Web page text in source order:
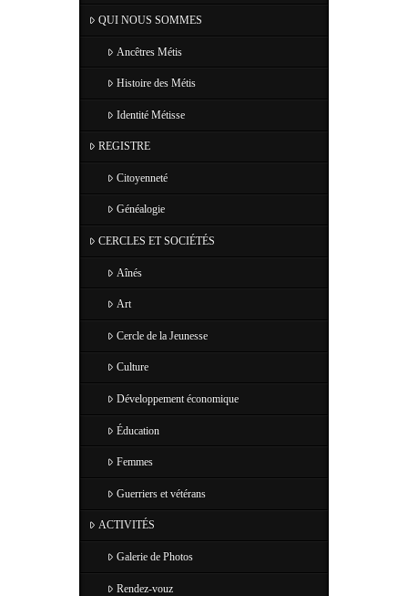
QUI NOUS SOMMES
Ancêtres Métis
Histoire des Métis
Identité Métisse
REGISTRE
Citoyenneté
Généalogie
CERCLES ET SOCIÉTÉS
Aînés
Art
Cercle de la Jeunesse
Culture
Développement économique
Éducation
Femmes
Guerriers et vétérans
ACTIVITÉS
Galerie de Photos
Rendez-vouz